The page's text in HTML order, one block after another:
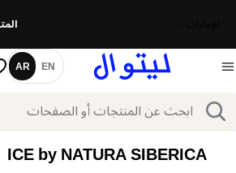
بحث
اللغة
EN
AR
ICE by NATURA SIBERICA